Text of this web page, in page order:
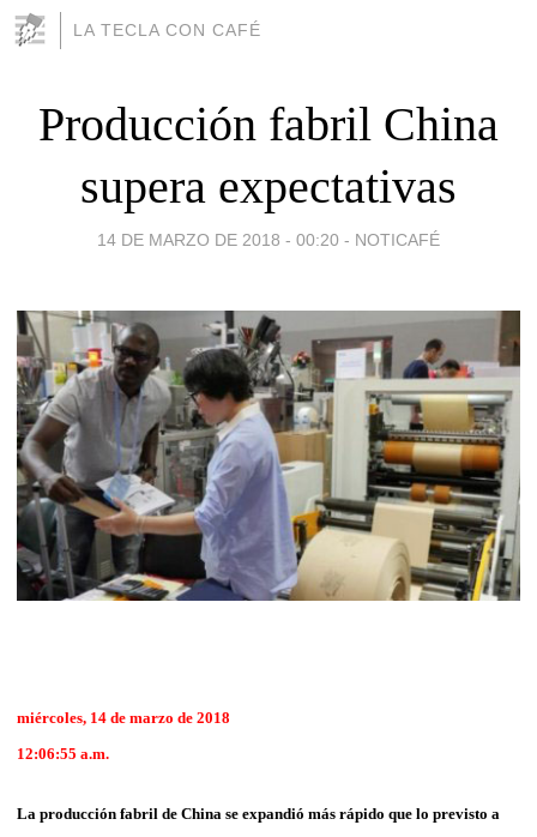
LA TECLA CON CAFÉ
Producción fabril China
supera expectativas
14 DE MARZO DE 2018 - 00:20 - NOTICAFÉ
miércoles, 14 de marzo de 2018
12:06:55 a.m.
La producción fabril de China se expandió más rápido que lo previsto a